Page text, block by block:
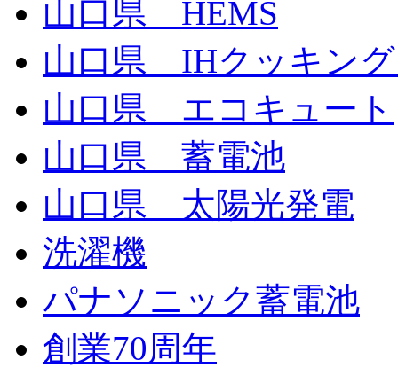
山口県 HEMS
山口県 IHクッキン
山口県 エコキュート
山口県 蓄電池
山口県 太陽光発電
洗濯機
パナソニック蓄電池
創業70周年